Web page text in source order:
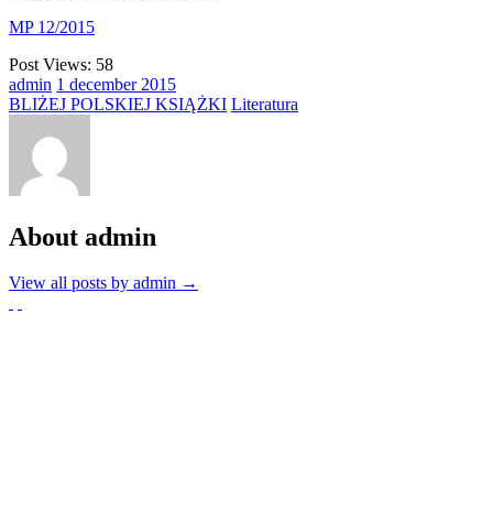
MP 12/2015
Post Views: 58
admin 1 december 2015
BLIŻEJ POLSKIEJ KSIĄŻKI Literatura
About admin
View all posts by admin →